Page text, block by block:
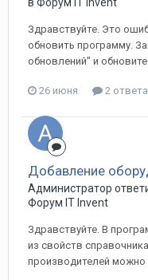
Здравствуйте. Это
обновить программу.
обновлений" и
26 июня 2 ответа
Добавление
Администратор
Форум IT Invent
Здравствуйте. В
из свойств
производителей можно